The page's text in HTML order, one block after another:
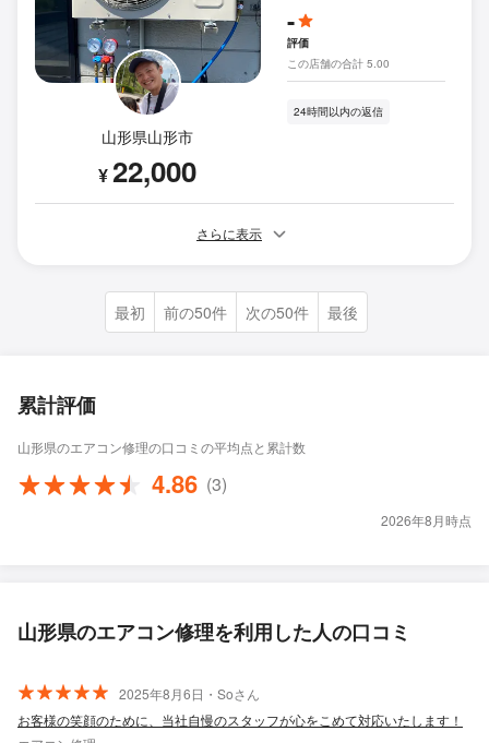
山形県山形市
¥22,000
-
評価
この店舗の合計 5.00
24時間以内の返信
さらに表示
最初 前の50件 次の50件 最後
累計評価
山形県のエアコン修理の口コミの平均点と累計数
4.86 (3)
2026年8月時点
山形県のエアコン修理を利用した人の口コミ
2025年8月6日・Soさん
お客様の笑顔のために、当社自慢のスタッフが心をこめて対応いたします！